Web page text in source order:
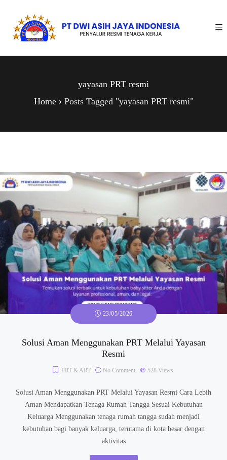
yayasan PRT resmi
Home› Posts Tagged "yayasan PRT resmi"
23/05/2026
Solusi Aman Menggunakan PRT Melalui Yayasan
Resmi
PRT & ART No Comment 528 Views
Solusi Aman Menggunakan PRT Melalui Yayasan Resmi Cara Lebih
Aman Mendapatkan Tenaga Rumah Tangga Sesuai Kebutuhan
Keluarga Menggunakan tenaga rumah tangga sudah menjadi
kebutuhan bagi banyak keluarga, terutama di kota besar dengan
aktivitas